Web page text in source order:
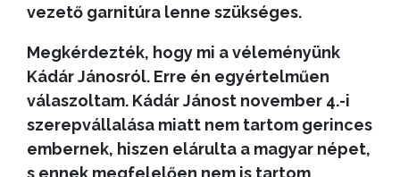
vezető garnitúra lenne szükséges.
Megkérdezték, hogy mi a véleményünk
Kádár Jánosról. Erre én egyértelműen
válaszoltam. Kádár Jánost november 4.-i
szerepvállalása miatt nem tartom gerinces
embernek, hiszen elárulta a magyar népet,
s ennek megfelelően nem is tartom